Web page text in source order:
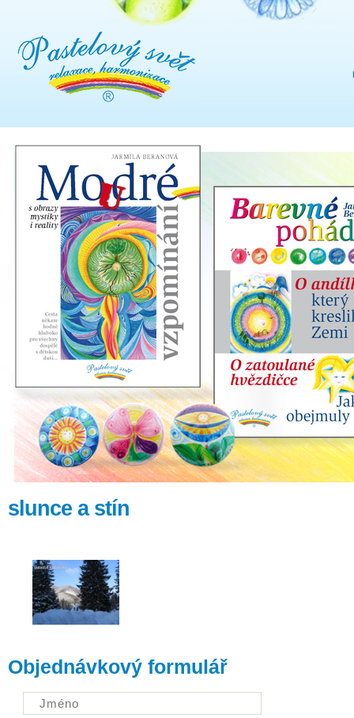
slunce a stín
Objednávkový formulář